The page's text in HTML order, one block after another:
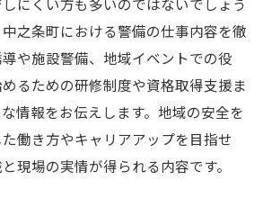
之条町における警備の仕事内容を徹
や施設警備、地域イベントでの役
るための研修制度や資格取得支援ま
情報をお伝えします。地域の安全を
働き方やキャリアアップを目指せ
現場の実情が得られる内容です。